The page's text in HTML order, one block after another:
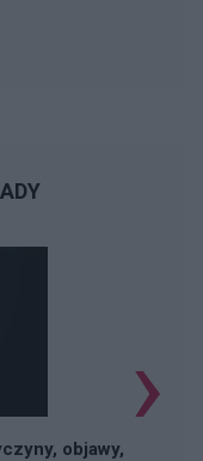
objawy, ›